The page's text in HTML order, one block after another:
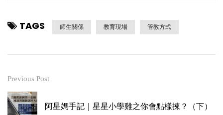
TAGS 師生關係 教育現場 管教方式
Previous Post
阿星媽手記｜星星小學雞之你會點樣揀？（下）